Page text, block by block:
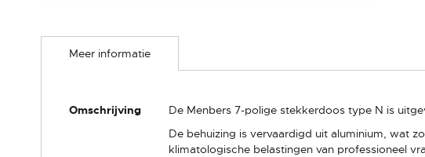
afbeeldingen-
Meer informatie
Meer
informatie
Omschrijving
De Menbers 7-polige stekkerdoos type N is
De behuizing is vervaardigd uit aluminium, wat
klimatologische belastingen van professioneel